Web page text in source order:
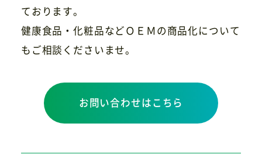
ております。
健康食品・化粧品などＯＥＭの商品化について
もご相談くださいませ。
お問い合わせはこちら